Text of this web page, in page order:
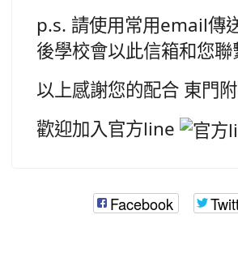
p.s. 請使用常用email傳
後學校會以此信箱和您聯
以上感謝您的配合 東門
歡迎加入官方line
Facebook